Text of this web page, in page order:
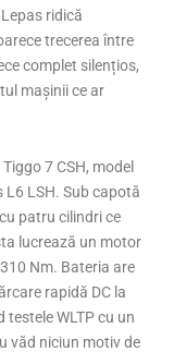
ridică
trecerea între
complet silențios,
mașinii ce ar
7 CSH, model
L6 LSH. Sub capotă
patru cilindri ce
lucrează un motor
Nm. Bateria are
rapidă DC la
testele WLTP cu un
văd niciun motiv de